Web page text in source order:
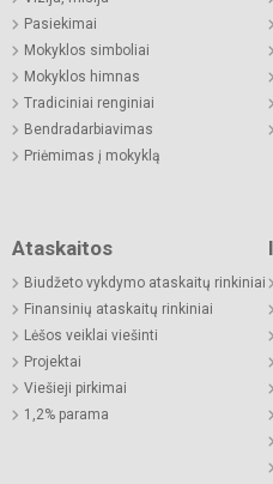
Pasiekimai
Mokyklos simboliai
Mokyklos himnas
Tradiciniai renginiai
Bendradarbiavimas
Priėmimas į mokyklą
Ataskaitos
Biudžeto vykdymo ataskaitų rinkiniai
Finansinių ataskaitų rinkiniai
Lėšos veiklai viešinti
Projektai
Viešieji pirkimai
1,2% parama